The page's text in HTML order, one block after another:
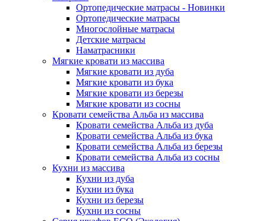
Ортопедические матрасы - Новинки
Ортопедические матрасы
Многослойные матрасы
Детские матрасы
Наматрасники
Мягкие кровати из массива
Мягкие кровати из дуба
Мягкие кровати из бука
Мягкие кровати из березы
Мягкие кровати из сосны
Кровати семейства Альба из массива
Кровати семейства Альба из дуба
Кровати семейства Альба из бука
Кровати семейства Альба из березы
Кровати семейства Альба из сосны
Кухни из массива
Кухни из дуба
Кухни из бука
Кухни из березы
Кухни из сосны